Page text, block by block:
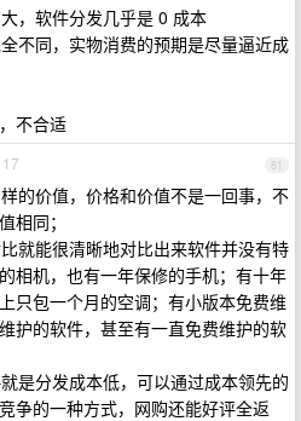
，软件分发几乎是 0 成本
不同，实物消费的预期是尽量逼近成
不合适
81
的价值，价格和价值不是一回事，不
相同；
就能很清晰地对比出来软件并没有特
相机，也有一年保修的手机；有十年
只包一个月的空调；有小版本免费维
护的软件，甚至有一直免费维护的软
是分发成本低，可以通过成本领先的
争的一种方式，网购还能好评全返